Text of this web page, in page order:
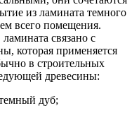
из ламината темного
всего помещения.
связано с
которая применяется
в строительных
древесины:
дуб;